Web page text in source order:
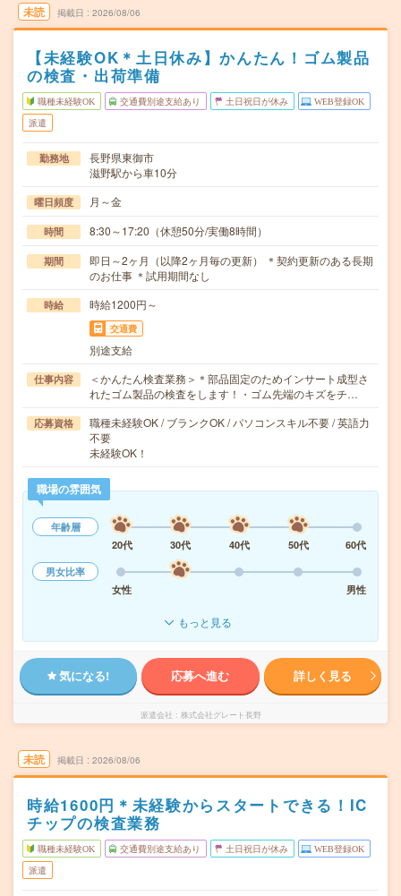
未読 掲載日 2026/08/06
【未経験OK＊土日休み】かんたん！ゴム製品
の検査・出荷準備
職種未経験OK 交通費別途支給あり 土日祝日が休み WEB登録OK
派遣
勤務地
長野県東御市
滋野駅から車10分
曜日頻度 月～金
時間 8:30～17:20（休憩50分/実働8時間）
期間
即日～2ヶ月（以降2ヶ月毎の更新） ＊契約更新のある長期
のお仕事 ＊試用期間なし
時給 時給1200円～
交通費
別途支給
仕事内容
＜かんたん検査業務＞＊部品固定のためインサート成型さ
れたゴム製品の検査をします！・ゴム先端のキズをチ…
応募資格
職種未経験OK / ブランクOK / パソコンスキル不要 / 英語力
不要
未経験OK！
職場の雰囲気
年齢層
20代
30代 40代 50代
60代
男女比率
女性
男性
もっと見る
気になる! 応募へ進む 詳しく見る
派遣会社 株式会社グレート長野
未読 掲載日 2026/08/06
時給1600円＊未経験からスタートできる！IC
チップの検査業務
職種未経験OK 交通費別途支給あり 土日祝日が休み WEB登録OK
派遣